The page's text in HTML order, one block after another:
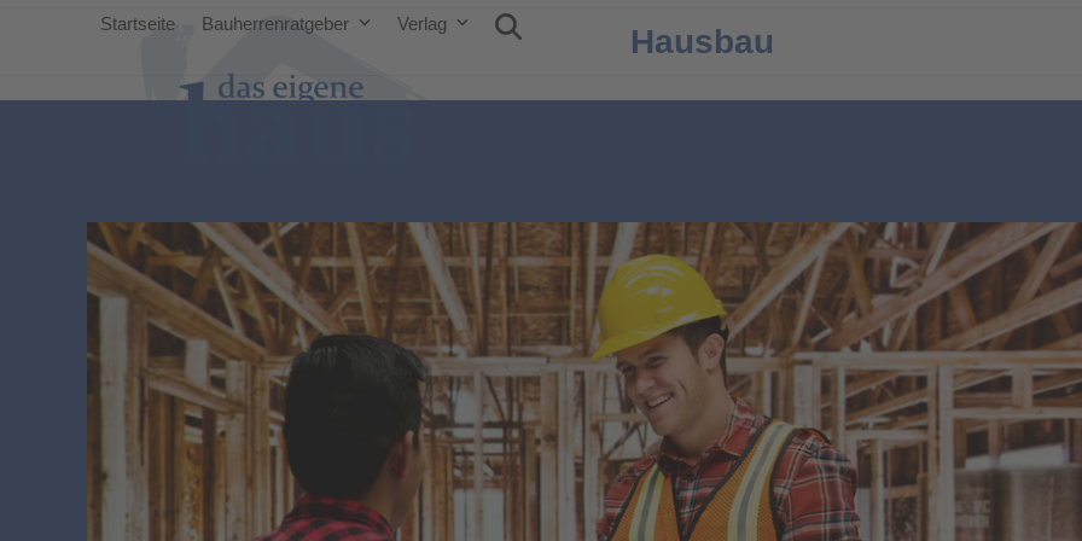
Startseite Bauherrenratgeber Verlag Hausbau